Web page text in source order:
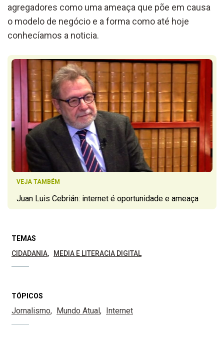
agregadores como uma ameaça que põe em causa
o modelo de negócio e a forma como até hoje
conhecíamos a noticia.
VEJA TAMBÉM
Juan Luis Cebrián: internet é oportunidade e ameaça
TEMAS
CIDADANIA
MEDIA E LITERACIA DIGITAL
TÓPICOS
Jornalismo Mundo Atual Internet